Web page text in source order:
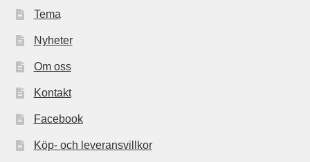
Tema
Nyheter
Om oss
Kontakt
Facebook
Köp- och leveransvillkor